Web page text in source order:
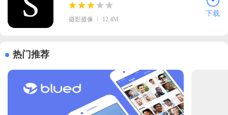
方版
摄影摄像 12.4M
下载
热门推荐